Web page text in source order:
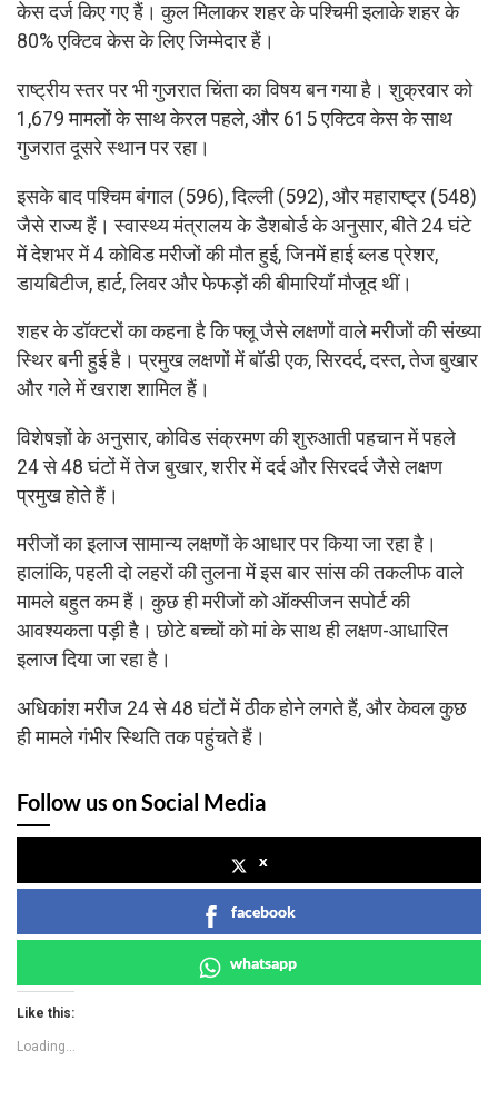
केस दर्ज किए गए हैं। कुल मिलाकर शहर के पश्चिमी इलाके शहर के
80% एक्टिव केस के लिए जिम्मेदार हैं।
राष्ट्रीय स्तर पर भी गुजरात चिंता का विषय बन गया है। शुक्रवार को
1,679 मामलों के साथ केरल पहले, और 615 एक्टिव केस के साथ
गुजरात दूसरे स्थान पर रहा।
इसके बाद पश्चिम बंगाल (596), दिल्ली (592), और महाराष्ट्र (548)
जैसे राज्य हैं। स्वास्थ्य मंत्रालय के डैशबोर्ड के अनुसार, बीते 24 घंटे
में देशभर में 4 कोविड मरीजों की मौत हुई, जिनमें हाई ब्लड प्रेशर,
डायबिटीज, हार्ट, लिवर और फेफड़ों की बीमारियाँ मौजूद थीं।
शहर के डॉक्टरों का कहना है कि फ्लू जैसे लक्षणों वाले मरीजों की संख्या
स्थिर बनी हुई है। प्रमुख लक्षणों में बॉडी एक, सिरदर्द, दस्त, तेज बुखार
और गले में खराश शामिल हैं।
विशेषज्ञों के अनुसार, कोविड संक्रमण की शुरुआती पहचान में पहले
24 से 48 घंटों में तेज बुखार, शरीर में दर्द और सिरदर्द जैसे लक्षण
प्रमुख होते हैं।
मरीजों का इलाज सामान्य लक्षणों के आधार पर किया जा रहा है।
हालांकि, पहली दो लहरों की तुलना में इस बार सांस की तकलीफ वाले
मामले बहुत कम हैं। कुछ ही मरीजों को ऑक्सीजन सपोर्ट की
आवश्यकता पड़ी है। छोटे बच्चों को मां के साथ ही लक्षण-आधारित
इलाज दिया जा रहा है।
अधिकांश मरीज 24 से 48 घंटों में ठीक होने लगते हैं, और केवल कुछ
ही मामले गंभीर स्थिति तक पहुंचते हैं।
Follow us on Social Media
x
facebook
whatsapp
Like this:
Loading...